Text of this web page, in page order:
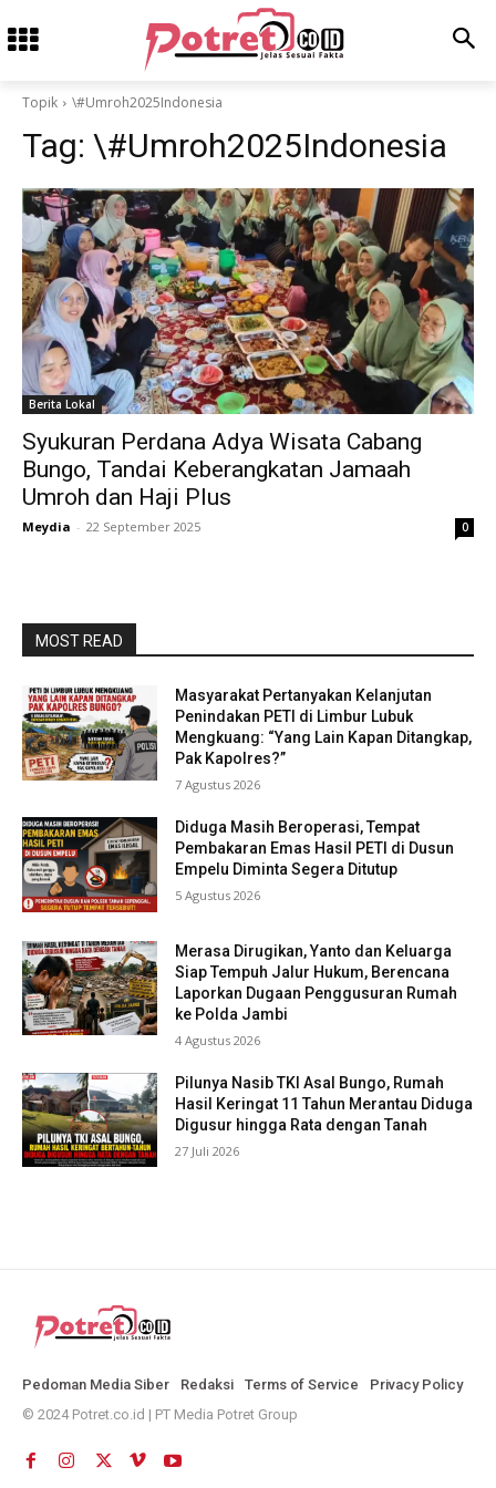
Topik \#Umroh2025Indonesia
Tag: \#Umroh2025Indonesia
Berita Lokal
Syukuran Perdana Adya Wisata Cabang
Bungo, Tandai Keberangkatan Jamaah
Umroh dan Haji Plus
Meydia - 22 September 2025 0
MOST READ
Masyarakat Pertanyakan Kelanjutan
Penindakan PETI di Limbur Lubuk
Mengkuang: “Yang Lain Kapan Ditangkap,
Pak Kapolres?”
7 Agustus 2026
Diduga Masih Beroperasi, Tempat
Pembakaran Emas Hasil PETI di Dusun
Empelu Diminta Segera Ditutup
5 Agustus 2026
Merasa Dirugikan, Yanto dan Keluarga
Siap Tempuh Jalur Hukum, Berencana
Laporkan Dugaan Penggusuran Rumah
ke Polda Jambi
4 Agustus 2026
Pilunya Nasib TKI Asal Bungo, Rumah
Hasil Keringat 11 Tahun Merantau Diduga
Digusur hingga Rata dengan Tanah
27 Juli 2026
Pedoman Media Siber Redaksi Terms of Service
Privacy Policy
© 2024 Potret.co.id | PT Media Potret Group